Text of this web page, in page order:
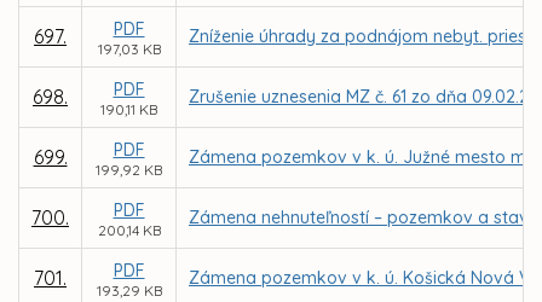
697. PDF
197,03 KB
Zníženie úhrady za podnájom nebyt.
698. PDF
190,11 KB
Zrušenie uznesenia MZ č. 61 zo dňa
699. PDF
199,92 KB
Zámena pozemkov v k. ú. Južné mesto
700. PDF
200,14 KB
Zámena nehnuteľností – pozemkov a
701. PDF
193,29 KB
Zámena pozemkov v k. ú. Košická Nová